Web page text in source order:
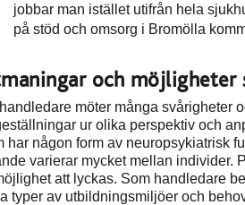
jobbar man istället utifrån hela
på stöd och omsorg i Bromölla
och möjligheter
möter många svårigheter
ur olika perspektiv och
har någon form av neuropsykiatrisk
varierar mycket mellan individer.
att lyckas. Som handledare
typer av utbildningsmiljöer och